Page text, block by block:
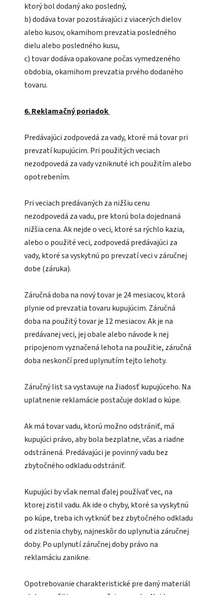
ktorý bol dodaný ako posledný,
b) dodáva tovar pozostávajúci z viacerých dielov
alebo kusov, okamihom prevzatia posledného
dielu alebo posledného kusu,
c) tovar dodáva opakovane počas vymedzeného
obdobia, okamihom prevzatia prvého dodaného
tovaru.
6. Reklamačný poriadok
Predávajúci zodpovedá za vady, ktoré má tovar pri
prevzatí kupujúcim. Pri použitých veciach
nezodpovedá za vady vzniknuté ich použitím alebo
opotrebením.
Pri veciach predávaných za nižšiu cenu
nezodpovedá za vadu, pre ktorú bola dojednaná
nižšia cena. Ak nejde o veci, ktoré sa rýchlo kazia,
alebo o použité veci, zodpovedá predávajúci za
vady, ktoré sa vyskytnú po prevzatí veci v záručnej
dobe (záruka).
Záručná doba na nový tovar je 24 mesiacov, ktorá
plynie od prevzatia tovaru kupujúcim. Záručná
doba na použitý tovar je 12 mesiacov. Ak je na
predávanej veci, jej obale alebo návode k nej
pripojenom vyznačená lehota na použitie, záručná
doba neskončí pred uplynutím tejto lehoty.
Záručný list sa vystavuje na žiadosť kupujúceho. Na
uplatnenie reklamácie postačuje doklad o kúpe.
Ak má tovar vadu, ktorú možno odstrániť, má
kupujúci právo, aby bola bezplatne, včas a riadne
odstránená. Predávajúci je povinný vadu bez
zbytočného odkladu odstrániť.
Kupujúci by však nemal ďalej používať vec, na
ktorej zistil vadu. Ak ide o chyby, ktoré sa vyskytnú
po kúpe, treba ich vytknúť bez zbytočného odkladu
od zistenia chyby, najneskôr do uplynutia záručnej
doby. Po uplynutí záručnej doby právo na
reklamáciu zanikne.
Opotrebovanie charakteristické pre daný materiál